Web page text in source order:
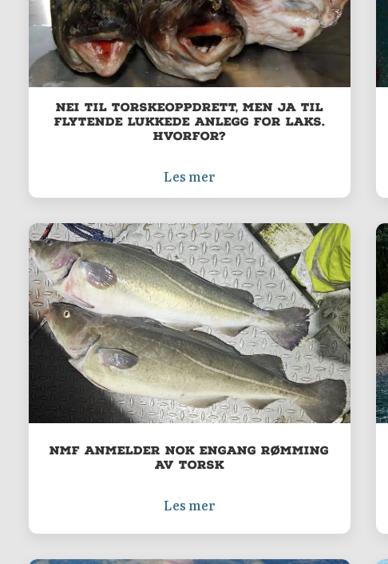
Nei til torskeoppdrett, men ja til
flytende lukkede anlegg for laks.
Hvorfor?
Les mer
NMF anmelder nok engang rømming
av torsk
Les mer